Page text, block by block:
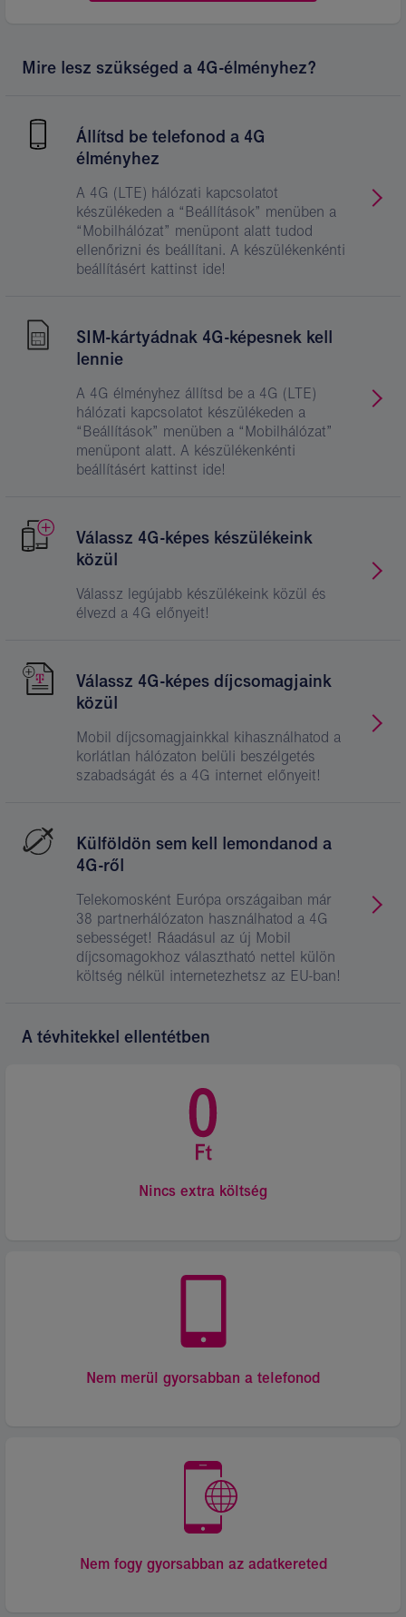
Mire lesz szükséged a 4G-élményhez?
Állítsd be telefonod a 4G
élményhez
A 4G (LTE) hálózati kapcsolatot
készülékeden a “Beállítások” menüben a
“Mobilhálózat” menüpont alatt tudod
ellenőrizni és beállítani. A készülékenkénti
beállításért kattinst ide!
SIM-kártyádnak 4G-képesnek kell
lennie
A 4G élményhez állítsd be a 4G (LTE)
hálózati kapcsolatot készülékeden a
“Beállítások” menüben a “Mobilhálózat”
menüpont alatt. A készülékenkénti
beállításért kattinst ide!
Válassz 4G-képes készülékeink
közül
Válassz legújabb készülékeink közül és
élvezd a 4G előnyeit!
Válassz 4G-képes díjcsomagjaink
közül
Mobil díjcsomagjainkkal kihasználhatod a
korlátlan hálózaton belüli beszélgetés
szabadságát és a 4G internet előnyeit!
Külföldön sem kell lemondanod a
4G-ről
Telekomosként Európa országaiban már
38 partnerhálózaton használhatod a 4G
sebességet! Ráadásul az új Mobil
díjcsomagokhoz választható nettel külön
költség nélkül internetezhetsz az EU-ban!
A tévhitekkel ellentétben
Nincs extra költség
Nem merül gyorsabban a telefonod
Nem fogy gyorsabban az adatkereted